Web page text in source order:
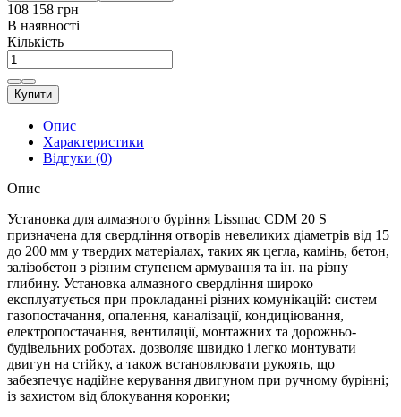
108 158 грн
В наявності
Кількість
Купити
Опис
Характеристики
Відгуки (0)
Опис
Установка для алмазного буріння Lissmac CDM 20 S
призначена для свердління отворів невеликих діаметрів від 15
до 200 мм у твердих матеріалах, таких як цегла, камінь, бетон,
залізобетон з різним ступенем армування та ін. на різну
глибину. Установка алмазного свердління широко
експлуатується при прокладанні різних комунікацій: систем
газопостачання, опалення, каналізації, кондиціювання,
електропостачання, вентиляції, монтажних та дорожньо-
будівельних роботах. дозволяє швидко і легко монтувати
двигун на стійку, а також встановлювати рукоять, що
забезпечує надійне керування двигуном при ручному бурінні;
із захистом від блокування коронки;